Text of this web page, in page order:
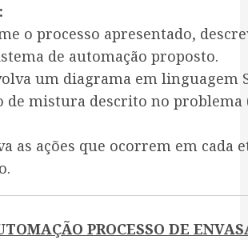
o processo apresentado,
de automação proposto.
um diagrama em linguagem
de mistura descrito no problema
as ações que ocorrem em cada
PROCESSO DE